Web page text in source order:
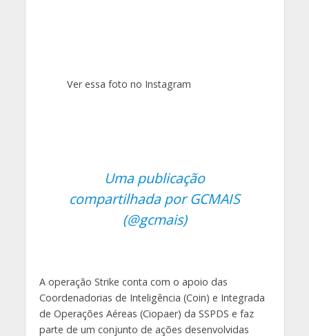
Ver essa foto no Instagram
Uma publicação
compartilhada por GCMAIS
(@gcmais)
A operação Strike conta com o apoio das
Coordenadorias de Inteligência (Coin) e Integrada
de Operações Aéreas (Ciopaer) da SSPDS e faz
parte de um conjunto de ações desenvolvidas